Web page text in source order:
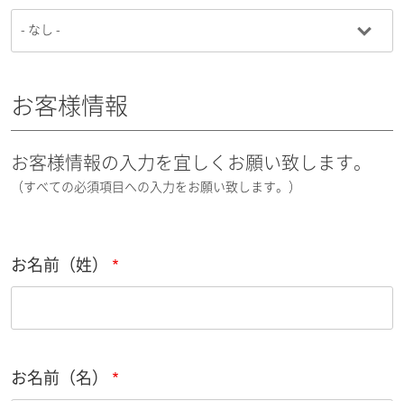
お客様情報
お客様情報の入力を宜しくお願い致します。
（すべての必須項目への入力をお願い致します。）
お名前（姓）
お名前（名）